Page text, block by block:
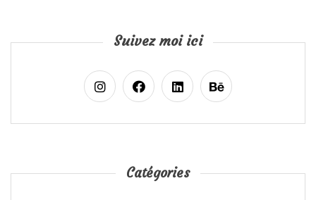
Suivez moi ici
Catégories